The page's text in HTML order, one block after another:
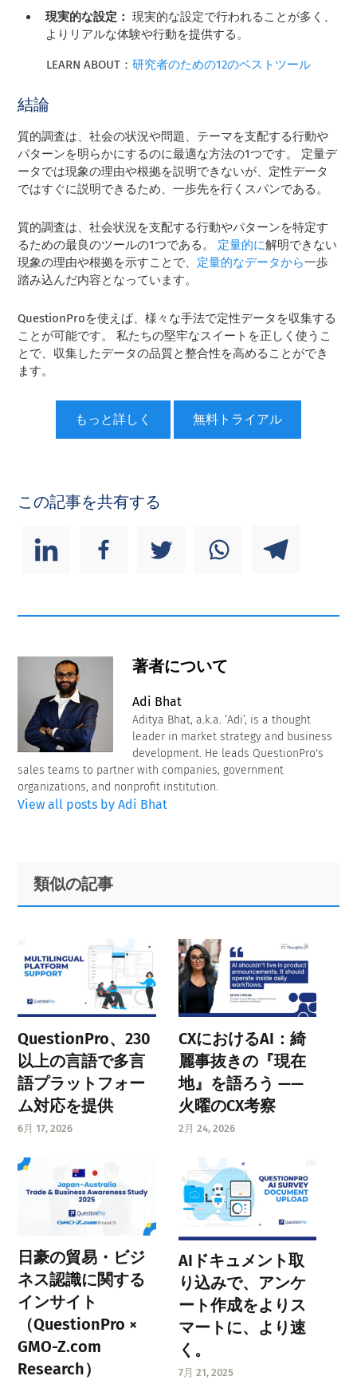
現実的な設定：現実的な設定で行われることが多く、
よりリアルな体験や行動を提供する。
LEARN ABOUT： 研究者のための12のベストツール
結論
質的調査は、社会の状況や問題、テーマを支配する行動や
パターンを明らかにするのに最適な方法の1つです。 定量デ
ータでは現象の理由や根拠を説明できないが、定性データ
ではすぐに説明できるため、一歩先を行くスパンである。
質的調査は、社会状況を支配する行動やパターンを特定す
るための最良のツールの1つである。 定量的に解明できない
現象の理由や根拠を示すことで、 定量的なデータから一歩
踏み込んだ内容となっています。
QuestionProを使えば、様々な手法で定性データを収集する
ことが可能です。 私たちの堅牢なスイートを正しく使うこ
とで、収集したデータの品質と整合性を高めることができ
ます。
もっと詳しく 無料トライアル
この記事を共有する
著者について
Adi Bhat
Aditya Bhat, a.k.a. ‘Adi’, is a thought
leader in market strategy and business
development. He leads QuestionPro's
sales teams to partner with companies, government
organizations, and nonprofit institution.
View all posts by Adi Bhat
Primary
Sidebar
Footer
類似の記事
QuestionPro、230
以上の言語で多言
語プラットフォー
ム対応を提供
6月 17, 2026
CXにおけるAI：綺
麗事抜きの『現在
地』を語ろう ——
火曜のCX考察
2月 24, 2026
日豪の貿易・ビジ
ネス認識に関する
インサイト
（QuestionPro ×
GMO-Z.com
Research）
AIドキュメント取
り込みで、アンケ
ート作成をよりス
マートに、より速
く。
7月 21, 2025